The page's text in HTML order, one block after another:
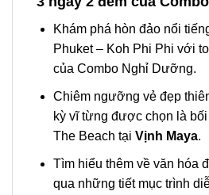
Khám phá hòn đảo nổi
Phuket – Koh Phi Phi với
của ComboNghỉ Dưỡng.
Chiêm ngưỡng vẻ đẹp
kỳ vĩ từng được chọn là
The Beach tại Vịnh Maya.
Tìm hiểu thêm về văn hóa
qua những tiết mục trình